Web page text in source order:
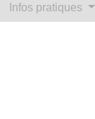
Infos pratiques